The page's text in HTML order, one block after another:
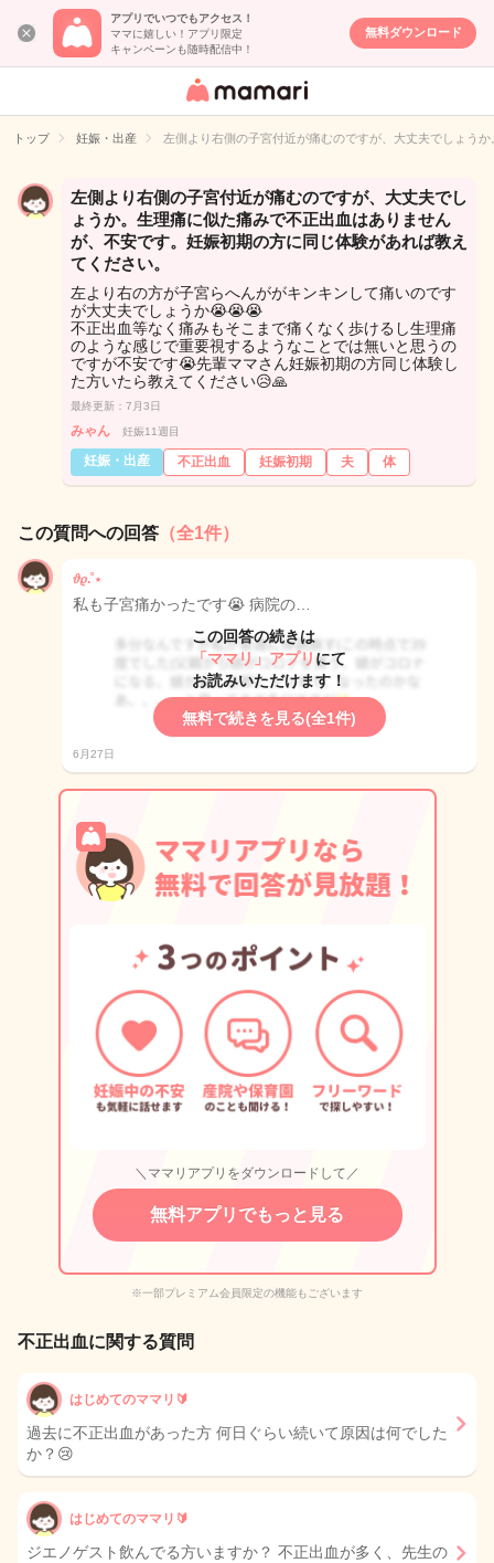
アプリでいつでもアクセス！
ママに嬉しい！アプリ限定
キャンペーンも随時配信中！
無料ダウンロード
女性専用匿名QA
イト
トップ 妊娠・出産 左側より右側の子宮付近が痛むのですが、大丈夫でしょう
左側より右側の子宮付近が痛むのですが、大丈夫でし
ょうか。生理痛に似た痛みで不正出血はありません
が、不安です。妊娠初期の方に同じ体験があれば教え
てください。
左より右の方が子宮らへんががキンキンして痛いのです
が大丈夫でしょうか😭😭😭
不正出血等なく痛みもそこまで痛くなく歩けるし生理痛
のような感じで重要視するようなことでは無いと思うの
ですが不安です😭先輩ママさん妊娠初期の方同じ体験し
た方いたら教えてください😥🙏
最終更新：7月3日
みゃん 妊娠11週目
妊娠・出産 不正出血 妊娠初期 夫 体
この質問への回答 （全1件）
𝜗𝜚.˚⋆
私も子宮痛かったです😭 病院の…
この回答の続きは
「ママリ」アプリ にて
お読みいただけます！
無料で続きを見る(全1件)
6月27日
＼ママリアプリをダウンロードして／
無料アプリでもっと見る
※一部プレミアム会員限定の機能もございます
不正出血に関する質問
はじめてのママリ🔰
過去に不正出血があった方 何日ぐらい続いて原因は何でした
か？😢
はじめてのママリ🔰
ジエノゲスト飲んでる方いますか？ 不正出血が多く、先生の